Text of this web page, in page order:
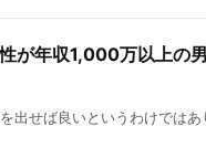
が年収1,000万以上の
出せば良いというわけでは